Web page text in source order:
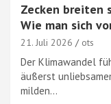
Zecken breiten
Wie man sich
21. Juli 2026 ots
Der Klimawandel
äußerst
milden…